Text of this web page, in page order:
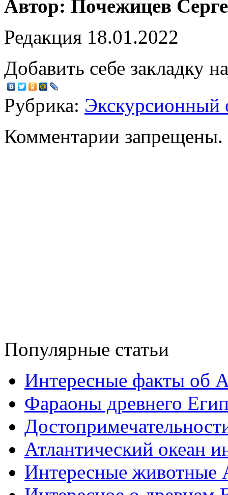
Автор: Почежицев
Редакция 18.01.2022
Добавить себе закладку
Рубрика: Экскурсионный
Комментарии запрещены.
Популярные статьи
Интересные факты об
Фараоны древнего
Атлантический океан
Интересные животные